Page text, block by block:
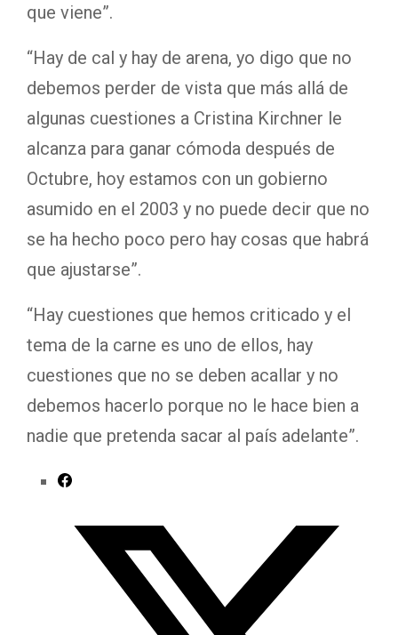
que viene”.
“Hay de cal y hay de arena, yo digo que no
debemos perder de vista que más allá de
algunas cuestiones a Cristina Kirchner le
alcanza para ganar cómoda después de
Octubre, hoy estamos con un gobierno
asumido en el 2003 y no puede decir que no
se ha hecho poco pero hay cosas que habrá
que ajustarse”.
“Hay cuestiones que hemos criticado y el
tema de la carne es uno de ellos, hay
cuestiones que no se deben acallar y no
debemos hacerlo porque no le hace bien a
nadie que pretenda sacar al país adelante”.